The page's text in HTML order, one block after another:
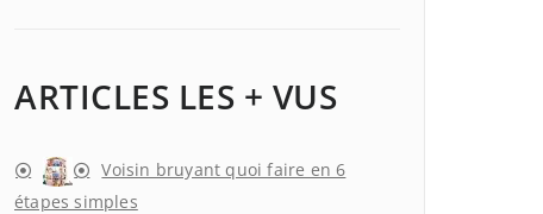
ARTICLES LES + VUS
Voisin bruyant quoi faire en 6
étapes simples